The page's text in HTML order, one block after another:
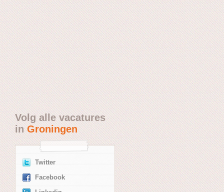
Volg alle vacatures
inGroningen
Twitter
Facebook